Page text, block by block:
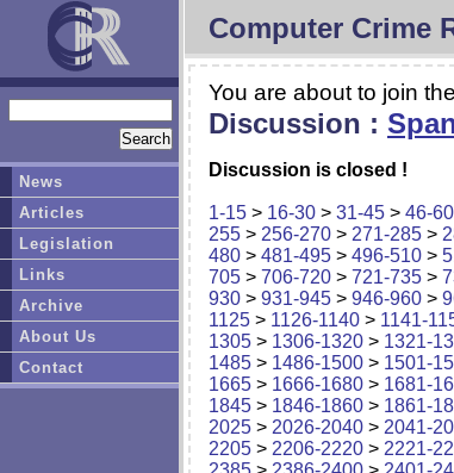
Computer Crime
You are about to join the
Discussion :
Discussion is closed !
1-15 > 16-30 > 31-45 > 46-60
255 > 256-270 > 271-285 >
480 > 481-495 > 496-510 >
705 > 706-720 > 721-735 >
930 > 931-945 > 946-960 >
1125 > 1126-1140 > 1141-
1305 > 1306-1320 > 1321-
1485 > 1486-1500 > 1501-
1665 > 1666-1680 > 1681-
1845 > 1846-1860 > 1861-
2025 > 2026-2040 > 2041-
2205 > 2206-2220 > 2221-
News
Articles
Legislation
Links
Archive
About Us
Contact